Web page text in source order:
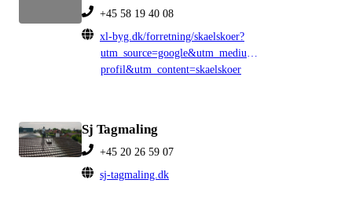
+45 58 19 40 08
xl-byg.dk/forretning/skaelskoer?
profil&utm_content=skaelskoer
Sj Tagmaling
+45 20 26 59 07
sj-tagmaling.dk